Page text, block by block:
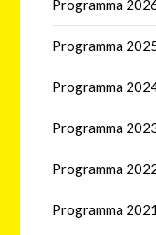
Programma
Programma
Programma
Programma
Programma
Programma 2021